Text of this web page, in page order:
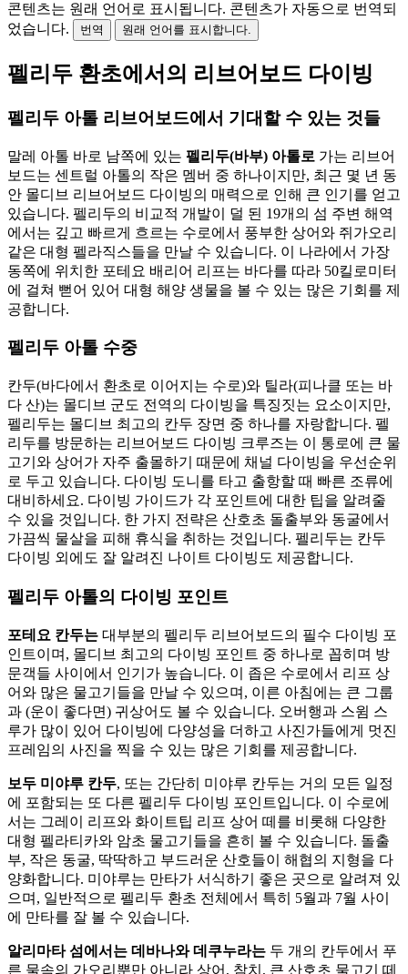
콘텐츠는 원래 언어로 표시됩니다. 콘텐츠가 자동으로 번역되
었습니다.
번역 원래 언어를 표시합니다.
펠리두 환초에서의 리브어보드 다이빙
펠리두 아톨 리브어보드에서 기대할 수 있는 것들
말레 아톨 바로 남쪽에 있는 펠리두(바부) 아톨로 가는 리브어
보드는 센트럴 아톨의 작은 멤버 중 하나이지만, 최근 몇 년 동
안 몰디브 리브어보드 다이빙의 매력으로 인해 큰 인기를 얻고
있습니다. 펠리두의 비교적 개발이 덜 된 19개의 섬 주변 해역
에서는 깊고 빠르게 흐르는 수로에서 풍부한 상어와 쥐가오리
같은 대형 펠라직스들을 만날 수 있습니다. 이 나라에서 가장
동쪽에 위치한 포테요 배리어 리프는 바다를 따라 50킬로미터
에 걸쳐 뻗어 있어 대형 해양 생물을 볼 수 있는 많은 기회를 제
공합니다.
펠리두 아톨 수중
칸두(바다에서 환초로 이어지는 수로)와 틸라(피나클 또는 바
다 산)는 몰디브 군도 전역의 다이빙을 특징짓는 요소이지만,
펠리두는 몰디브 최고의 칸두 장면 중 하나를 자랑합니다. 펠
리두를 방문하는 리브어보드 다이빙 크루즈는 이 통로에 큰 물
고기와 상어가 자주 출몰하기 때문에 채널 다이빙을 우선순위
로 두고 있습니다. 다이빙 도니를 타고 출항할 때 빠른 조류에
대비하세요. 다이빙 가이드가 각 포인트에 대한 팁을 알려줄
수 있을 것입니다. 한 가지 전략은 산호초 돌출부와 동굴에서
가끔씩 물살을 피해 휴식을 취하는 것입니다. 펠리두는 칸두
다이빙 외에도 잘 알려진 나이트 다이빙도 제공합니다.
펠리두 아톨의 다이빙 포인트
포테요 칸두는 대부분의 펠리두 리브어보드의 필수 다이빙 포
인트이며, 몰디브 최고의 다이빙 포인트 중 하나로 꼽히며 방
문객들 사이에서 인기가 높습니다. 이 좁은 수로에서 리프 상
어와 많은 물고기들을 만날 수 있으며, 이른 아침에는 큰 그룹
과 (운이 좋다면) 귀상어도 볼 수 있습니다. 오버행과 스윔 스
루가 많이 있어 다이빙에 다양성을 더하고 사진가들에게 멋진
프레임의 사진을 찍을 수 있는 많은 기회를 제공합니다.
보두 미야루 칸두, 또는 간단히 미야루 칸두는 거의 모든 일정
에 포함되는 또 다른 펠리두 다이빙 포인트입니다. 이 수로에
서는 그레이 리프와 화이트팁 리프 상어 떼를 비롯해 다양한
대형 펠라티카와 암초 물고기들을 흔히 볼 수 있습니다. 돌출
부, 작은 동굴, 딱딱하고 부드러운 산호들이 해협의 지형을 다
양화합니다. 미야루는 만타가 서식하기 좋은 곳으로 알려져 있
으며, 일반적으로 펠리두 환초 전체에서 특히 5월과 7월 사이
에 만타를 잘 볼 수 있습니다.
알리마타 섬에서는 데바나와 데쿠누라는 두 개의 칸두에서 푸
른 물속의 가오리뿐만 아니라 상어, 참치, 큰 산호초 물고기 떼